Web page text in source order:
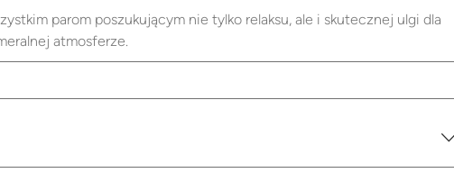
parom poszukującym nie tylko relaksu, ale i skutecznej ulgi dla
atmosferze.